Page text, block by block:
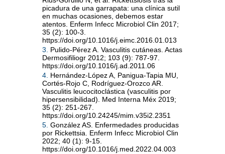
picadura de una garrapata: una clínica sutil
en muchas ocasiones, debemos estar
atentos. Enferm Infecc Microbiol Clin 2017;
35 (2): 100-3.
https://doi.org/10.1016/j.eimc.2016.01.013
3.
Pulido-Pérez A. Vasculitis cutáneas. Actas
Dermosifiliogr 2012; 103 (9): 787-97.
https://doi.org/10.1016/j.ad.2011.06
4. Hernández-López A, Panigua-Tapia MU,
Cortés-Rojo C, Rodríguez-Orozco AR.
Vasculitis leucocitoclástica (vasculitis por
hipersensibilidad). Med Interna Méx 2019;
35 (2): 251-267.
https://doi.org/10.24245/mim.v35i2.2351
5. González AS. Enfermedades producidas
por Rickettsia. Enferm Infecc Microbiol Clin
2022; 40 (1): 9-15.
https://doi.org/10.1016/j.med.2022.04.003